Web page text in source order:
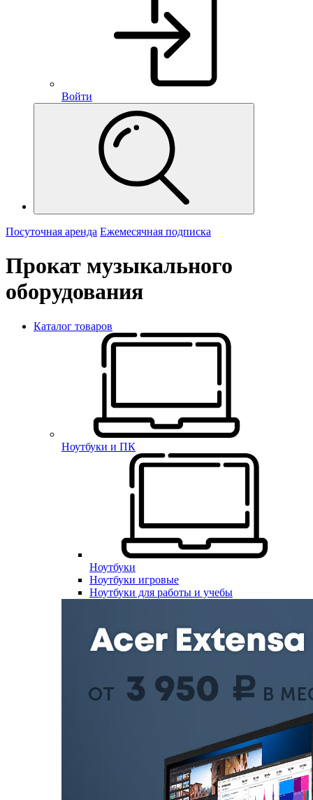
Войти
Посуточная аренда Ежемесячная подписка
Прокат музыкального
оборудования
Каталог товаров
Ноутбуки и ПК
Ноутбуки
Ноутбуки игровые
Ноутбуки для работы и учебы